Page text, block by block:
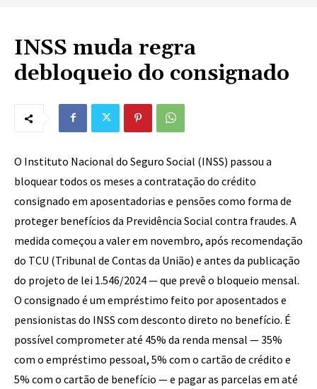
INSS muda regra
debloqueio do consignado
O Instituto Nacional do Seguro Social (INSS) passou a
bloquear todos os meses a contratação do crédito
consignado em aposentadorias e pensões como forma de
proteger benefícios da Previdência Social contra fraudes. A
medida começou a valer em novembro, após recomendação
do TCU (Tribunal de Contas da União) e antes da publicação
do projeto de lei 1.546/2024 — que prevê o bloqueio mensal.
O consignado é um empréstimo feito por aposentados e
pensionistas do INSS com desconto direto no benefício. É
possível comprometer até 45% da renda mensal — 35%
com o empréstimo pessoal, 5% com o cartão de crédito e
5% com o cartão de benefício — e pagar as parcelas em até